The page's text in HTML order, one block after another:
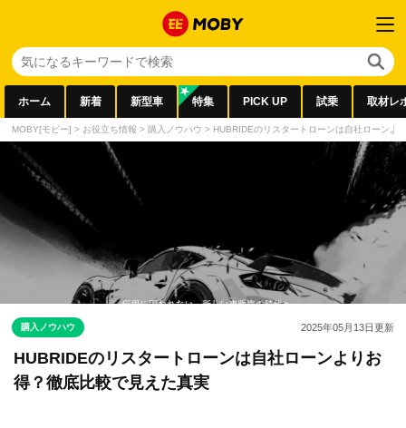
ホーム 新着 新型車 特集 PICK UP 試乗 取材レ
MOBY[モビー] > お役立ち情報 > 購入ノウハウ > HUBRIDEのリスタートローンは自社ローンよ
購入ノウハウ 2025年05月13日更新
HUBRIDEのリスタートローンは自社ローンよりお
得？徹底比較で見えた真実